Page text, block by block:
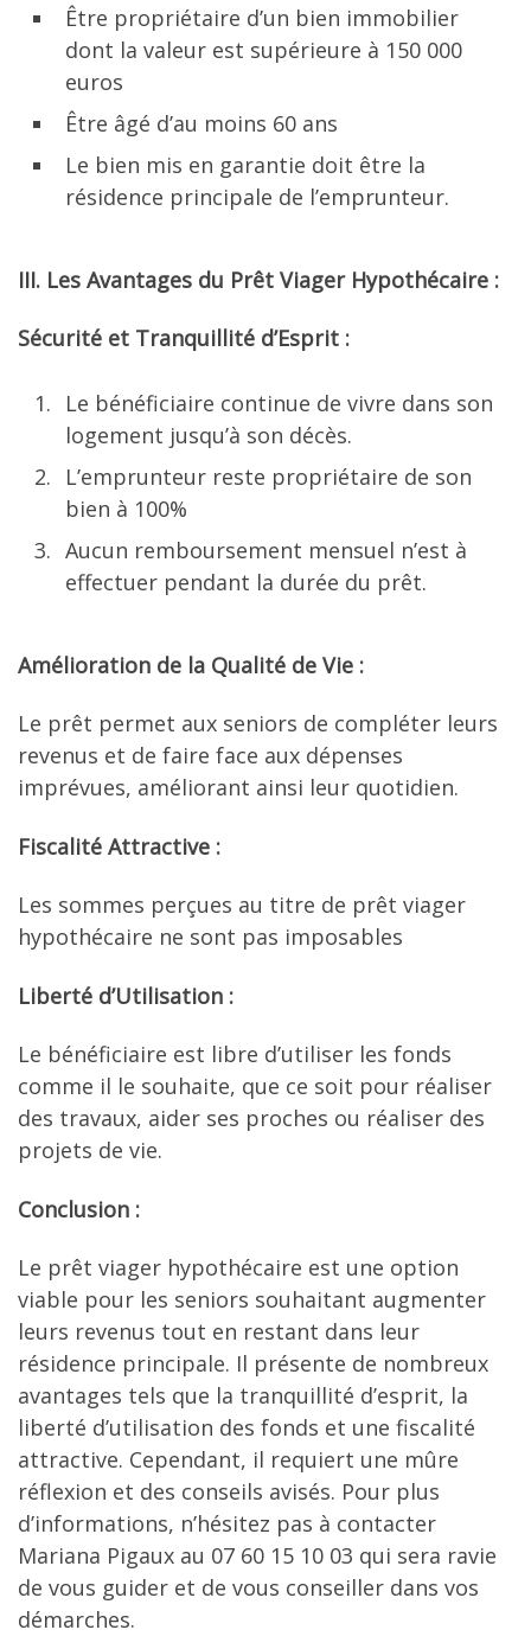
Être propriétaire d’un bien immobilier
dont la valeur est supérieure à 150 000
euros
Être âgé d’au moins 60 ans
Le bien mis en garantie doit être la
résidence principale de l’emprunteur.
III. Les Avantages du Prêt Viager Hypothécaire :
Sécurité et Tranquillité d’Esprit :
Le bénéficiaire continue de vivre dans son
logement jusqu’à son décès.
L’emprunteur reste propriétaire de son
bien à 100%
Aucun remboursement mensuel n’est à
effectuer pendant la durée du prêt.
Amélioration de la Qualité de Vie :
Le prêt permet aux seniors de compléter leurs
revenus et de faire face aux dépenses
imprévues, améliorant ainsi leur quotidien.
Fiscalité Attractive :
Les sommes perçues au titre de prêt viager
hypothécaire ne sont pas imposables
Liberté d’Utilisation :
Le bénéficiaire est libre d’utiliser les fonds
comme il le souhaite, que ce soit pour réaliser
des travaux, aider ses proches ou réaliser des
projets de vie.
Conclusion :
Le prêt viager hypothécaire est une option
viable pour les seniors souhaitant augmenter
leurs revenus tout en restant dans leur
résidence principale. Il présente de nombreux
avantages tels que la tranquillité d’esprit, la
liberté d’utilisation des fonds et une fiscalité
attractive. Cependant, il requiert une mûre
réflexion et des conseils avisés. Pour plus
d’informations, n’hésitez pas à contacter
Mariana Pigaux au 07 60 15 10 03 qui sera ravie
de vous guider et de vous conseiller dans vos
démarches.